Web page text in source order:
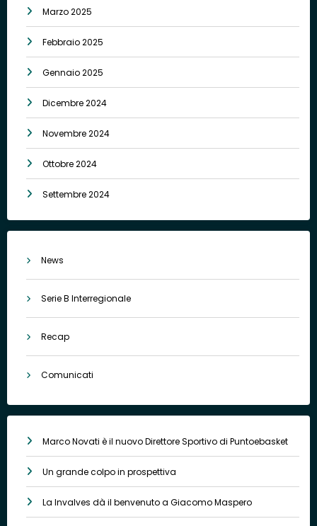
Marzo 2025
Febbraio 2025
Gennaio 2025
Dicembre 2024
Novembre 2024
Ottobre 2024
Settembre 2024
News
Serie B Interregionale
Recap
Comunicati
Marco Novati è il nuovo Direttore Sportivo di Puntoebasket
Un grande colpo in prospettiva
La Invalves dà il benvenuto a Giacomo Maspero